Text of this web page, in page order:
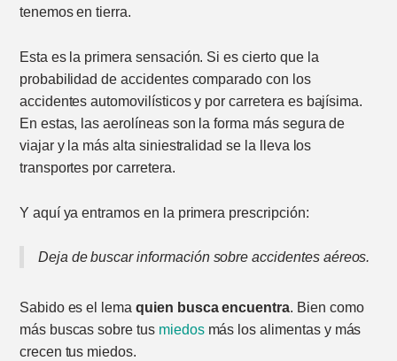
tenemos en tierra.
Esta es la primera sensación. Si es cierto que la
probabilidad de accidentes comparado con los
accidentes automovilísticos y por carretera es bajísima.
En estas, las aerolíneas son la forma más segura de
viajar y la más alta siniestralidad se la lleva los
transportes por carretera.
Y aquí ya entramos en la primera prescripción:
Deja de buscar información sobre accidentes aéreos.
Sabido es el lema quien busca encuentra. Bien como
más buscas sobre tus miedosmás los alimentas y más
crecen tus miedos.